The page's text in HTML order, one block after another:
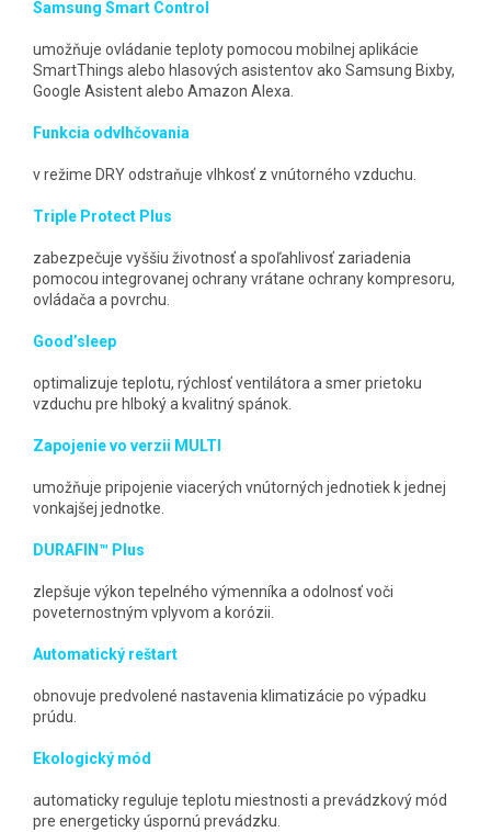
Samsung Smart Control
umožňuje ovládanie teploty pomocou mobilnej aplikácie
SmartThings alebo hlasových asistentov ako Samsung Bixby,
Google Asistent alebo Amazon Alexa.
Funkcia odvlhčovania
v režime DRY odstraňuje vlhkosť z vnútorného vzduchu.
Triple Protect Plus
zabezpečuje vyššiu životnosť a spoľahlivosť zariadenia
pomocou integrovanej ochrany vrátane ochrany kompresoru,
ovládača a povrchu.
Good’sleep
optimalizuje teplotu, rýchlosť ventilátora a smer prietoku
vzduchu pre hlboký a kvalitný spánok.
Zapojenie vo verzii MULTI
umožňuje pripojenie viacerých vnútorných jednotiek k jednej
vonkajšej jednotke.
DURAFIN™ Plus
zlepšuje výkon tepelného výmenníka a odolnosť voči
poveternostným vplyvom a korózii.
Automatický reštart
obnovuje predvolené nastavenia klimatizácie po výpadku
prúdu.
Ekologický mód
automaticky reguluje teplotu miestnosti a prevádzkový mód
pre energeticky úspornú prevádzku.